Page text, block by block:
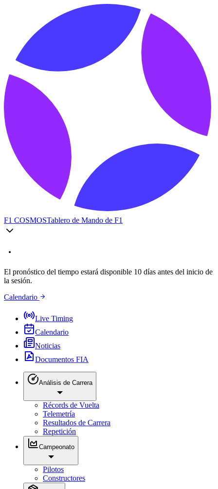
F1 COSMOSTablero de Mando de F1
El pronóstico del tiempo estará disponible 10 días antes del inicio de
la sesión.
Calendario
Live Timing
Calendario
Noticias
Documentos FIA
Análisis de Carrera
Récords de Vuelta
Telemetría
Resultados de Carrera
Repetición
Campeonato
Pilotos
Constructores